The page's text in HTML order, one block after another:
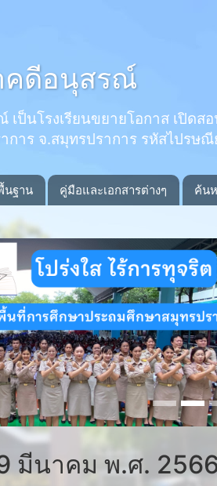
คดีอนุสรณ์
เป็นโรงเรียนขยายโอกาส เปิ
การ จ.สมุทรปราการ รหัสไปรษ
นฐาน คู่มือและเอกสารต่างๆ ค้น
มีนาคม พ.ศ.